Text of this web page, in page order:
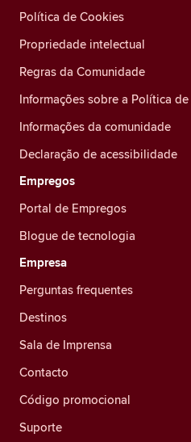
Política de Cookies
Propriedade intelectual
Regras da Comunidade
Informações sobre a Política
Informações da comunidade
Declaração de acessibilidade
Empregos
Portal de Empregos
Blogue de tecnologia
Empresa
Perguntas frequentes
Destinos
Sala de Imprensa
Contacto
Código promocional
Suporte